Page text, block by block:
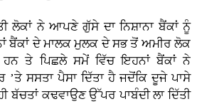
ਨੇ ਆਪਣੇ ਗੁੱਸੇ ਦਾ ਨਿਸ਼ਾਨਾ ਬੈਂਕਾਂ ਨੂੰ
ਬੈਂਕਾਂ ਦੇ ਮਾਲਕ ਮੁਲਕ ਦੇ ਸਭ ਤੋਂ ਅਮੀਰ ਲੋਕ
ਹਨ ਤੇ ਪਿਛਲੇ ਸਮੇਂ ਵਿੱਚ ਇਹਨਾਂ ਬੈਂਕਾਂ ਨੇ
’ਤੇ ਸਸਤਾ ਪੈਸਾ ਦਿੱਤਾ ਹੈ ਜਦੋਂਕਿ ਦੂਜੇ ਪਾਸੇ
ਕਢਵਾਉਣ ਉੱਪਰ ਪਾਬੰਦੀ ਲਾ ਦਿੱਤੀ